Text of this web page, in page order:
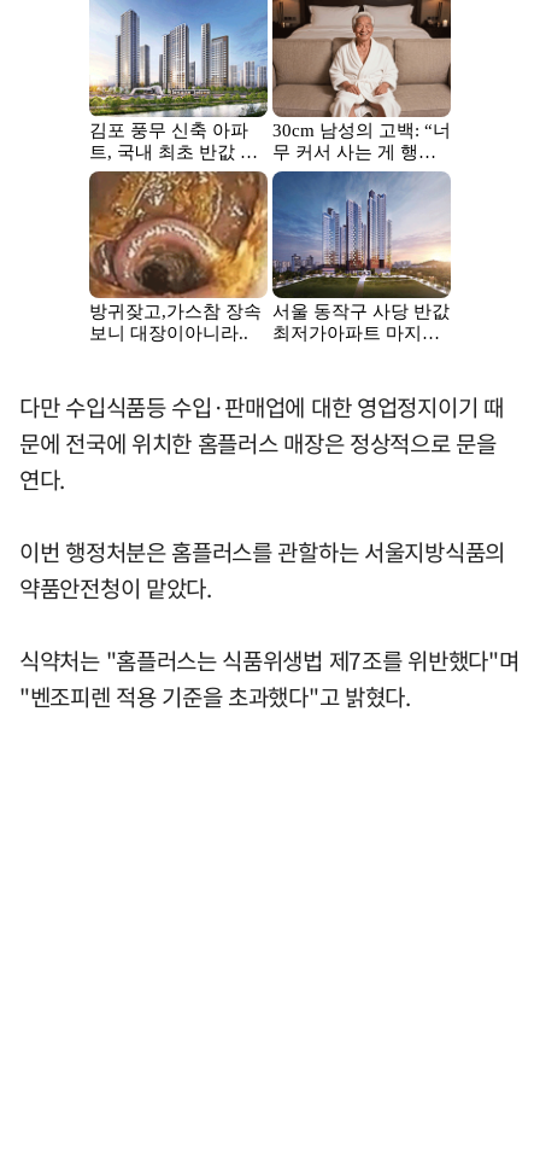
다만 수입식품등 수입·판매업에 대한 영업정지이기 때
문에 전국에 위치한 홈플러스 매장은 정상적으로 문을
연다.
이번 행정처분은 홈플러스를 관할하는 서울지방식품의
약품안전청이 맡았다.
식약처는 "홈플러스는 식품위생법 제7조를 위반했다"며
"벤조피렌 적용 기준을 초과했다"고 밝혔다.